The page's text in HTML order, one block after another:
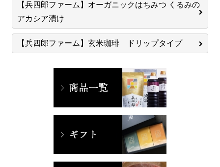
【兵四郎ファーム】オーガニックはちみつ くるみの
アカシア漬け
【兵四郎ファーム】玄米珈琲 ドリップタイプ